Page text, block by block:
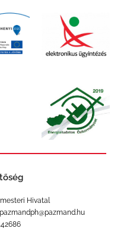
Hivatal